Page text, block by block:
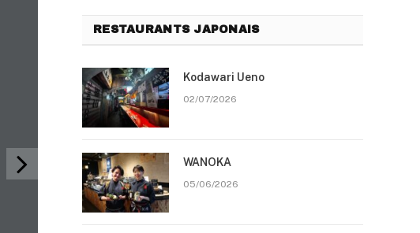
RESTAURANTS JAPONAIS
Kodawari Ueno
02/07/2026
WANOKA
05/06/2026